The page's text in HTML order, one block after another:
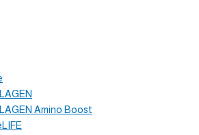
Amino Boost